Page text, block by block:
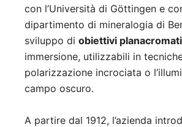
con l’Università di Göttingen e
dipartimento di mineralogia di
sviluppo di obiettivi
immersione, utilizzabili in
polarizzazione incrociata o
campo oscuro.
A partire dal 1912, l’azienda